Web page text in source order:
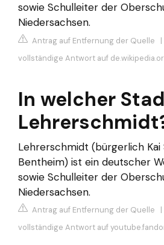
sowie Schulleiter der
Niedersachsen.
Antrag auf Entfernung der Quelle |
vollständige Antwort auf
In welcher
Lehrerschmidt (bürgerlich
Bentheim) ist ein deutscher
sowie Schulleiter der
Niedersachsen.
Antrag auf Entfernung der Quelle |
vollständige Antwort auf